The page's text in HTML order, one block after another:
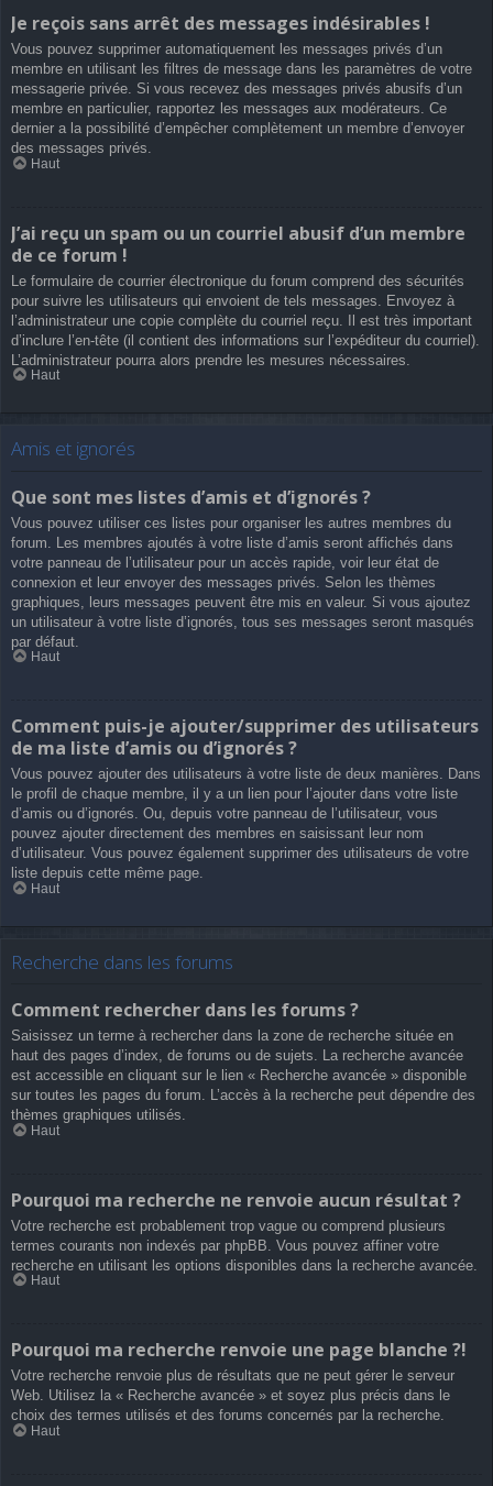
Je reçois sans arrêt des messages indésirables !
Vous pouvez supprimer automatiquement les messages privés d’un
membre en utilisant les filtres de message dans les paramètres de votre
messagerie privée. Si vous recevez des messages privés abusifs d’un
membre en particulier, rapportez les messages aux modérateurs. Ce
dernier a la possibilité d’empêcher complètement un membre d’envoyer
des messages privés.
Haut
J’ai reçu un spam ou un courriel abusif d’un membre
de ce forum !
Le formulaire de courrier électronique du forum comprend des sécurités
pour suivre les utilisateurs qui envoient de tels messages. Envoyez à
l’administrateur une copie complète du courriel reçu. Il est très important
d’inclure l’en-tête (il contient des informations sur l’expéditeur du courriel).
L’administrateur pourra alors prendre les mesures nécessaires.
Haut
Amis et ignorés
Que sont mes listes d’amis et d’ignorés ?
Vous pouvez utiliser ces listes pour organiser les autres membres du
forum. Les membres ajoutés à votre liste d’amis seront affichés dans
votre panneau de l’utilisateur pour un accès rapide, voir leur état de
connexion et leur envoyer des messages privés. Selon les thèmes
graphiques, leurs messages peuvent être mis en valeur. Si vous ajoutez
un utilisateur à votre liste d’ignorés, tous ses messages seront masqués
par défaut.
Haut
Comment puis-je ajouter/supprimer des utilisateurs
de ma liste d’amis ou d’ignorés ?
Vous pouvez ajouter des utilisateurs à votre liste de deux manières. Dans
le profil de chaque membre, il y a un lien pour l’ajouter dans votre liste
d’amis ou d’ignorés. Ou, depuis votre panneau de l’utilisateur, vous
pouvez ajouter directement des membres en saisissant leur nom
d’utilisateur. Vous pouvez également supprimer des utilisateurs de votre
liste depuis cette même page.
Haut
Recherche dans les forums
Comment rechercher dans les forums ?
Saisissez un terme à rechercher dans la zone de recherche située en
haut des pages d’index, de forums ou de sujets. La recherche avancée
est accessible en cliquant sur le lien « Recherche avancée » disponible
sur toutes les pages du forum. L’accès à la recherche peut dépendre des
thèmes graphiques utilisés.
Haut
Pourquoi ma recherche ne renvoie aucun résultat ?
Votre recherche est probablement trop vague ou comprend plusieurs
termes courants non indexés par phpBB. Vous pouvez affiner votre
recherche en utilisant les options disponibles dans la recherche avancée.
Haut
Pourquoi ma recherche renvoie une page blanche ?!
Votre recherche renvoie plus de résultats que ne peut gérer le serveur
Web. Utilisez la « Recherche avancée » et soyez plus précis dans le
choix des termes utilisés et des forums concernés par la recherche.
Haut